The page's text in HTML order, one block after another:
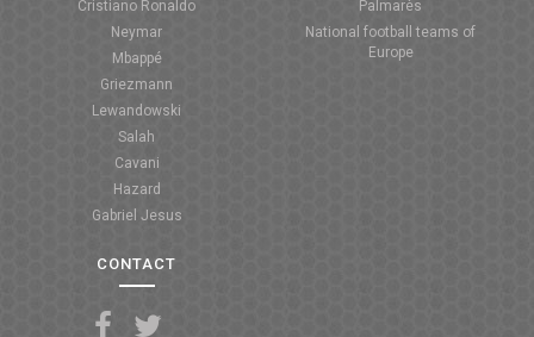
Cristiano Ronaldo
Neymar
Mbappé
Griezmann
Lewandowski
Salah
Cavani
Hazard
Gabriel Jesus
Palmarès
National football teams of
Europe
CONTACT